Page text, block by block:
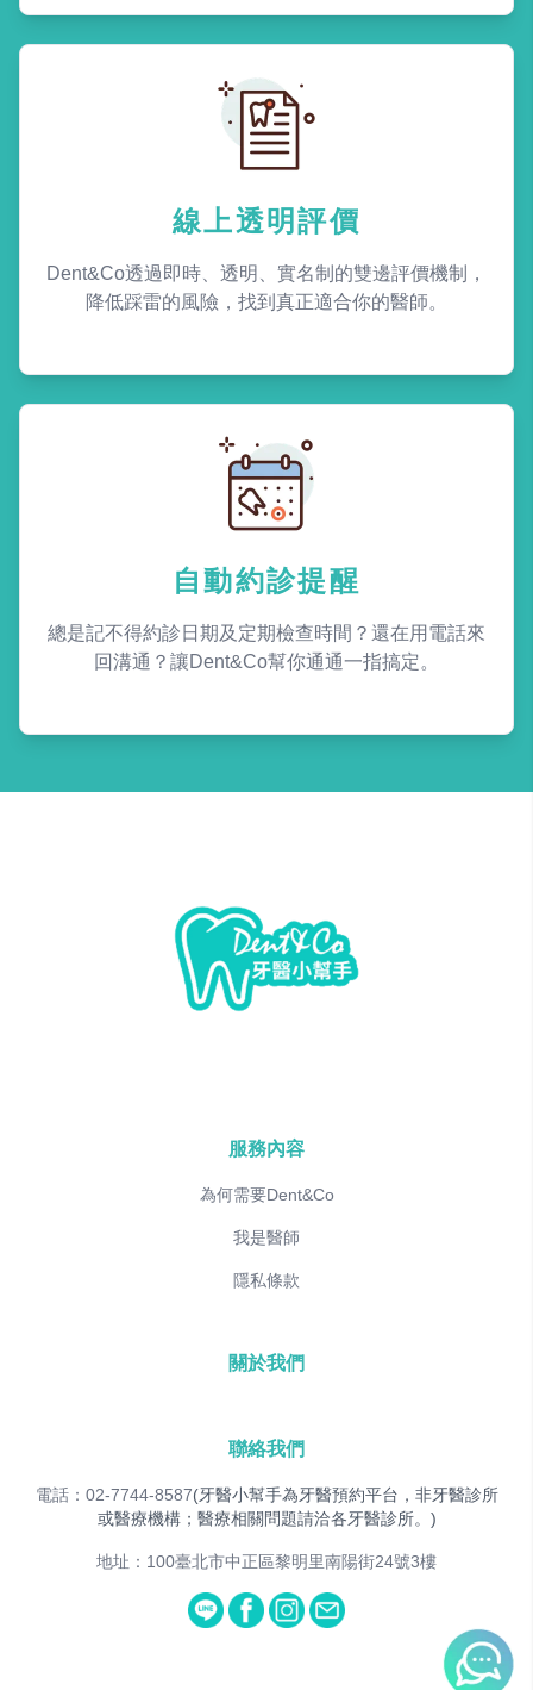
線上透明評價
Dent&Co透過即時、透明、實名制的雙邊評價機制，
降低踩雷的風險，找到真正適合你的醫師。
自動約診提醒
總是記不得約診日期及定期檢查時間？還在用電話來
回溝通？讓Dent&Co幫你通通一指搞定。
服務內容
為何需要Dent&Co
我是醫師
隱私條款
關於我們
聯絡我們
電話：02-7744-8587(牙醫小幫手為牙醫預約平台，非牙醫診所
或醫療機構；醫療相關問題請洽各牙醫診所。)
地址：100臺北市中正區黎明里南陽街24號3樓